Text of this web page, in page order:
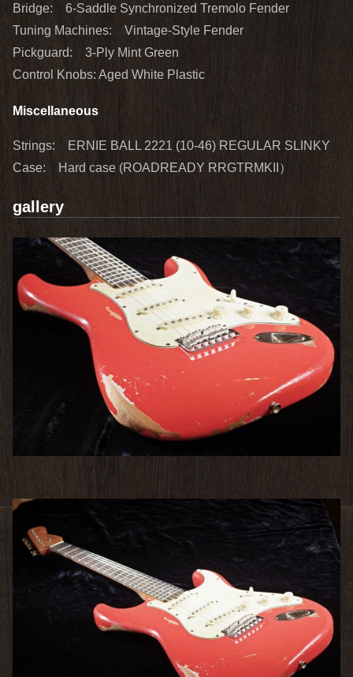
Bridge: 6-Saddle Synchronized Tremolo Fender
Tuning Machines: Vintage-Style Fender
Pickguard: 3-Ply Mint Green
Control Knobs: Aged White Plastic
Miscellaneous
Strings: ERNIE BALL 2221 (10-46) REGULAR SLINKY
Case: Hard case (ROADREADY RRGTRMKII）
gallery